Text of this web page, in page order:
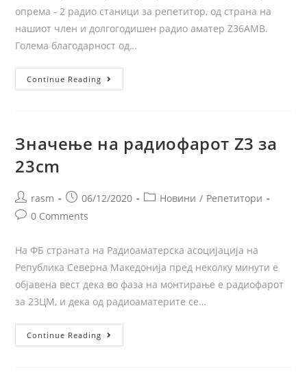
опрема - 2 радио станици за репетитор, од страна на
нашиот член и долгогодишен радио аматер Z36AMB.
Голема благодарност од…
Continue Reading
Значење на радиофарот Z3 за
23cm
rasm 06/12/2020 Новини / Репетитори
0 Comments
На ФБ страната на Радиоаматерска асоцијација на
Република Северна Македонија пред неколку минути е
објавена вест дека во фаза на монтирање е радиофарот
за 23ЦМ, и дека од радиоаматерите се…
Continue Reading